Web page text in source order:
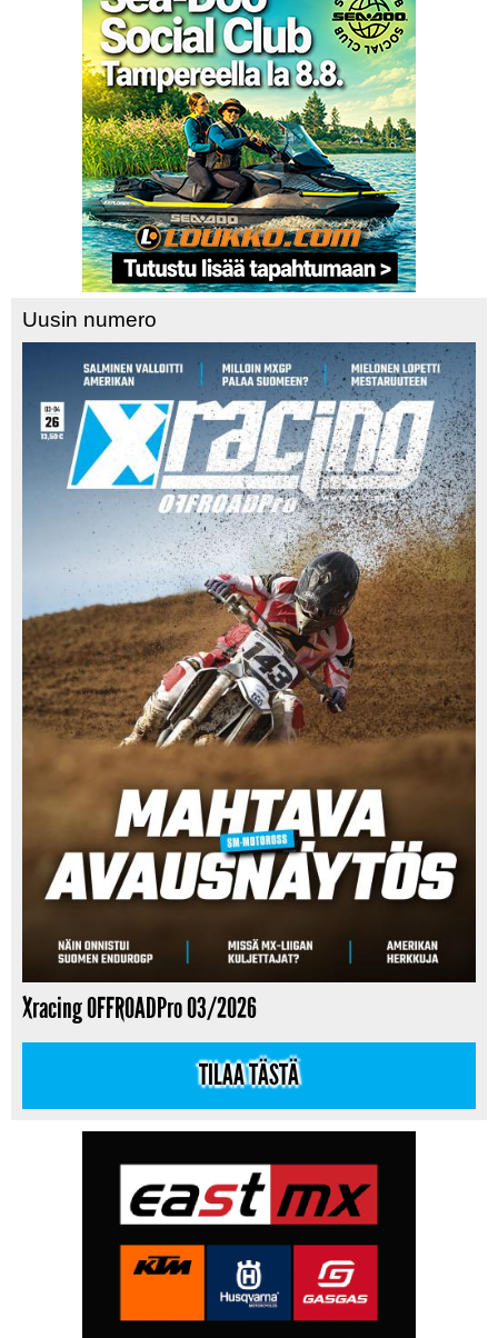
ASIAKASPALVELU JA
OHJEET
MEDIATIEDOT
YHTEYSTIEDOT
Uusin numero
Xracing OFFROADPro 03/2026
TILAA TÄSTÄ